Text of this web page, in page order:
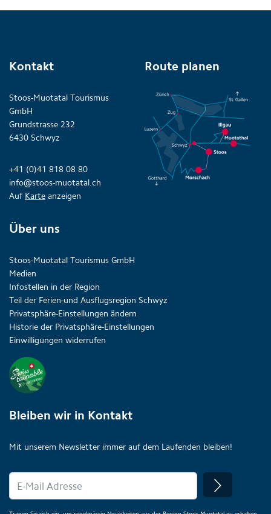
Kontakt
Stoos-Muotatal Tourismus
GmbH
Grundstrasse 232
6430 Schwyz
+41 (0)41 818 08 80
info@stoos-muotatal.ch
Auf Karte anzeigen
Route planen
Über uns
Stoos-Muotatal Tourismus GmbH
Medien
Infostellen in der Region
Teil der Ferien-und Ausflugsregion Schwyz
Privatsphäre-Einstellungen ändern
Historie der Privatsphäre-Einstellungen
Einwilligungen widerrufen
Bleiben wir in Kontakt
Mit unserem Newsletter immer auf dem Laufenden bleiben!